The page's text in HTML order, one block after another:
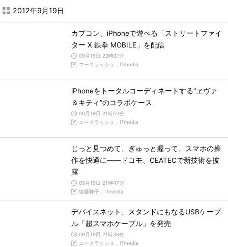
2012年9月19日
カプコン、iPhoneで遊べる「ストリートファイ
ター X 鉄拳 MOBILE」を配信
09月19日 23時31分
エースラッシュ，ITmedia
iPhoneをトータルコーディネートする“ヱヴァ
＆キティ”のコラボケース
09月19日 21時52分
エースラッシュ，ITmedia
じっと見つめて、ぎゅっと握って、スマホの操
作を快適に――ドコモ、CEATECで新技術を披
露
09月19日 21時47分
後藤祥子，ITmedia
デバイスネット、スタンドにもなるUSBケーブ
ル「超スマホケーブル」を発売
09月19日 21時36分
エースラッシュ，ITmedia